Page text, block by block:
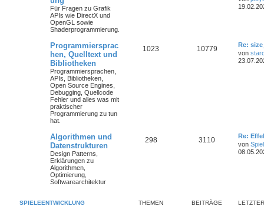
Für Fragen zu Grafik
APIs wie DirectX und
OpenGL sowie
Shaderprogrammierung.
Programmiersprac
hen, Quelltext und
Bibliotheken
Programmiersprachen,
APIs, Bibliotheken,
Open Source Engines,
Debugging, Quellcode
Fehler und alles was mit
praktischer
Programmierung zu tun
hat.
1023 10779
Re:
von
Algorithmen und
Datenstrukturen
Design Patterns,
Erklärungen zu
Algorithmen,
Optimierung,
Softwarearchitektur
298 3110
Re:
von
SPIELEENTWICKLUNG THEMEN BEITRÄGE